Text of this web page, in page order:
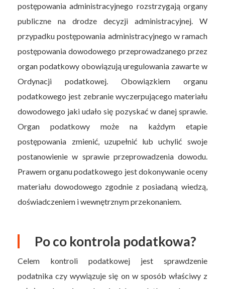
postępowania administracyjnego rozstrzygają organy
publiczne na drodze decyzji administracyjnej. W
przypadku postępowania administracyjnego w ramach
postępowania dowodowego przeprowadzanego przez
organ podatkowy obowiązują uregulowania zawarte w
Ordynacji podatkowej. Obowiązkiem organu
podatkowego jest zebranie wyczerpującego materiału
dowodowego jaki udało się pozyskać w danej sprawie.
Organ podatkowy może na każdym etapie
postępowania zmienić, uzupełnić lub uchylić swoje
postanowienie w sprawie przeprowadzenia dowodu.
Prawem organu podatkowego jest dokonywanie oceny
materiału dowodowego zgodnie z posiadaną wiedzą,
doświadczeniem i wewnętrznym przekonaniem.
Po co kontrola podatkowa?
Celem kontroli podatkowej jest sprawdzenie
podatnika czy wywiązuje się on w sposób właściwy z